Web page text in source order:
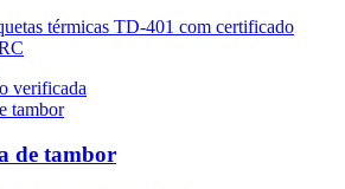
térmicas TD-401 com certificado
de tambor